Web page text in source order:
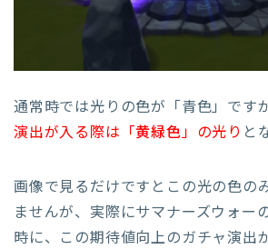
通常時では光りの色が「青色」です
演出が入る際は「黄緑色」の光り と
画像で見るだけですとこの光の色の
ませんが、実際にサマナーズウォー
時に、この期待値向上のガチャ演出